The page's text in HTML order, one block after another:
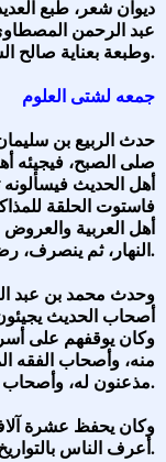
عبد الرحمن
وطبعة بعناية صالح الشاعر.
جمعه لشتى العلوم
حدث الربيع بن
صلى الصبح، فيجيئه
أهل الحديث
فاستوت الحلقة
أهل العربية
النهار، ثم ينصرف، رضي الله عنه.
وحدث محمد بن عبد
أصحاب الحديث
وكان يوقفهم على
منه، وأصحاب الفقه
مذعنون له، وأصحاب الأدب يعرضون عليه الشعر فيبين لهم معانيه.
وكان يحفظ عشرة
أعرف الناس بالتواريخ، وكان ملاك أمره إخلاص العمل لله تعالى.